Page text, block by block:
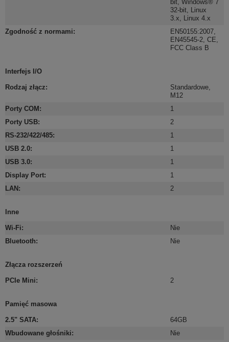
bit, Windows® 7
32-bit, Linux
3.x, Linux 4.x
Zgodność z normami: EN50155:2007,
EN45545-2, CE,
FCC Class B
Interfejs I/O
Rodzaj złącz: Standardowe,
M12
Porty COM :
1
Porty USB:
2
RS-232/422/485:
1
USB 2.0:
1
USB 3.0:
1
Display Port:
1
LAN : 2
Inne
Wi-Fi:
Nie
Bluetooth: Nie
Złącza rozszerzeń
PCIe Mini: 2
Pamięć masowa
2.5" SATA:
64GB
Wbudowane głośniki:
Nie